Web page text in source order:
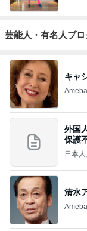
芸能人・有名人ブ
キャ
外国
保護
ンを
日本
清水